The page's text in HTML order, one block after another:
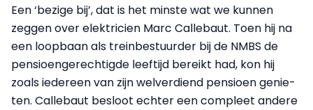
Een ‘bezige bij’, dat is het minste wat we kunnen
zeggen over elektricien Marc Callebaut. Toen hij na
een loopbaan als treinbestuurder bij de NMBS de
pensioengerechtigde leeftijd bereikt had, kon hij
zoals iede­reen van zijn welverdiend pensioen ge­nie­
ten. Callebaut besloot echter een compleet andere